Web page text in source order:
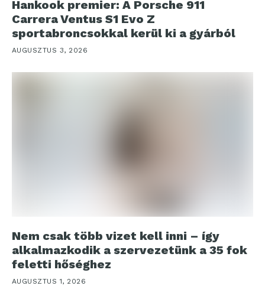
Hankook premier: A Porsche 911
Carrera Ventus S1 Evo Z
sportabroncsokkal kerül ki a gyárból
AUGUSZTUS 3, 2026
Nem csak több vizet kell inni – így
alkalmazkodik a szervezetünk a 35 fok
feletti hőséghez
AUGUSZTUS 1, 2026